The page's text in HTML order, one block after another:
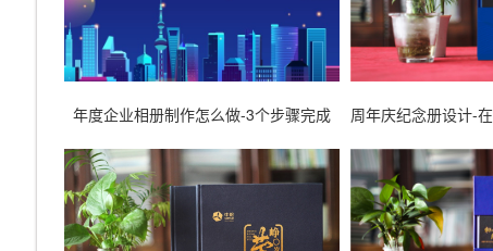
年度企业相册制作怎么做-3个步骤完成